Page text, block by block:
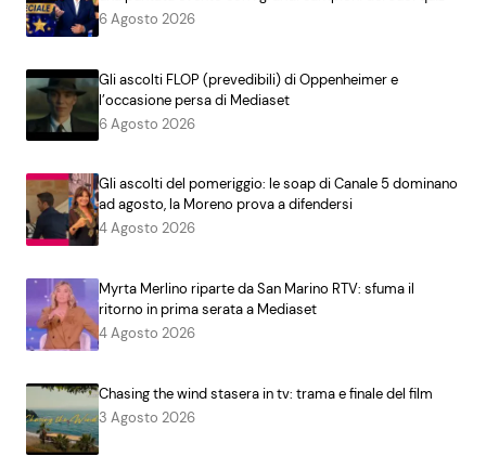
6 Agosto 2026
Gli ascolti FLOP (prevedibili) di Oppenheimer e
l’occasione persa di Mediaset
6 Agosto 2026
Gli ascolti del pomeriggio: le soap di Canale 5 dominano
ad agosto, la Moreno prova a difendersi
4 Agosto 2026
Myrta Merlino riparte da San Marino RTV: sfuma il
ritorno in prima serata a Mediaset
4 Agosto 2026
Chasing the wind stasera in tv: trama e finale del film
3 Agosto 2026